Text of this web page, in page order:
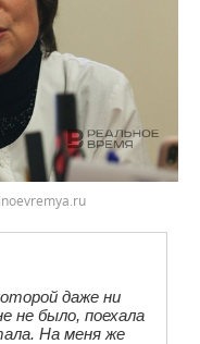
даже ни
не было, поехала
На меня же